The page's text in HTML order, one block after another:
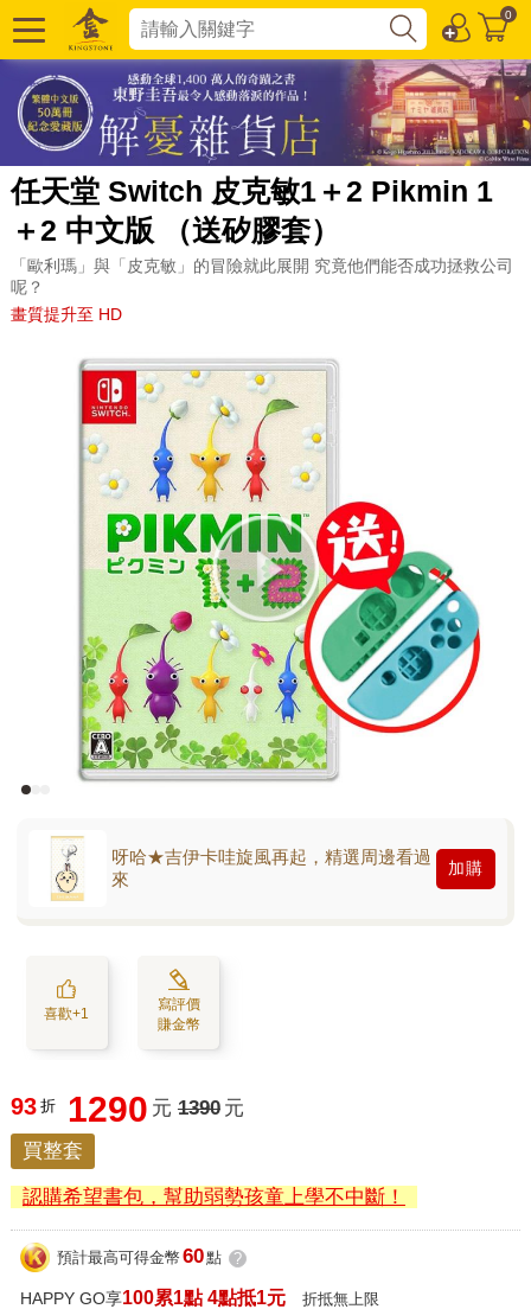
0
任天堂 Switch 皮克敏1＋2 Pikmin 1
＋2 中文版 （送矽膠套）
「歐利瑪」與「皮克敏」的冒險就此展開 究竟他們能否成功拯救公司
呢？
畫質提升至 HD
呀哈★吉伊卡哇旋風再起，精選周邊看過
來
加購
喜歡+1
寫評價
賺金幣
93 折 1290 元 1390 元
買整套
認購希望書包，幫助弱勢孩童上學不中斷！
預計最高可得金幣 60點 ?
HAPPY GO享100累1點 4點抵1元 折抵無上限